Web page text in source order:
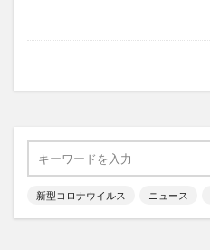
新型コロナウイルス ニュース